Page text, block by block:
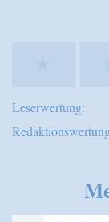
Leserwertung: